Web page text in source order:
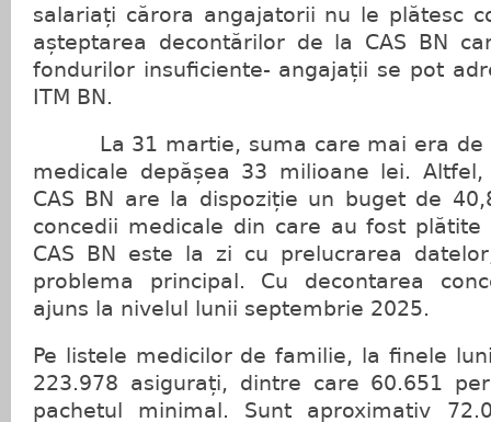
salariați cărora angajatorii nu le plătesc
așteptarea decontărilor de la CAS BN
fondurilor insuficiente- angajații se pot
ITM BN.
La 31 martie, suma care mai era de
medicale depășea 33 milioane lei.
CAS BN are la dispoziție un buget de
concedii medicale din care au fost
CAS BN este la zi cu prelucrarea
problema principal. Cu decontarea
ajuns la nivelul lunii septembrie 2025.
Pe listele medicilor de familie, la finele
223.978 asigurați, dintre care 60.651
pachetul minimal. Sunt aproximativ